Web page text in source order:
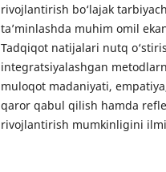
rivojlantirish bo‘lajak
ta’minlashda muhim omil
Tadqiqot natijalari nutq
integratsiyalashgan
muloqot madaniyati,
qaror qabul qilish hamda
rivojlantirish mumkinligini